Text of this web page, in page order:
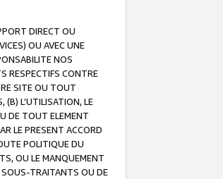
DIRECT OU
OU AVEC UNE
NOS
RESPECTIFS CONTRE
SITE OU TOUT
(B) L’UTILISATION, LE
DE TOUT ELEMENT
LE PRESENT ACCORD
POLITIQUE DU
OU LE MANQUEMENT
SOUS-TRAITANTS OU DE